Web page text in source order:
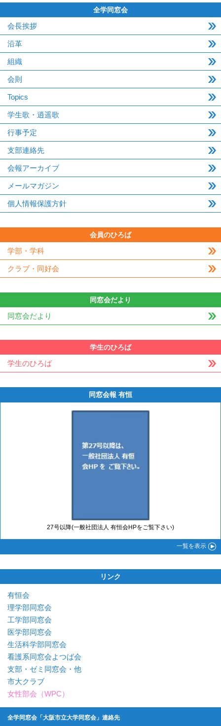
全学同窓会
会長挨拶
沿革
組織
会則
Topics
学生歌・逍遥歌
行事予定
支部連絡先
会報アーカイブ
メールマガジン
個人情報保護方針
会員のひろば
学部・学科
クラブ・同好会
同窓会だより
同窓会だより
学生のひろば
学生のひろば
同窓会報 有恒
27号以降(一般社団法人 有恒会HPをご覧下さい)
一覧を表示
リンク
有恒会
理学部同窓会
工学部同窓会
医学部同窓会
生活科学部同窓会
看護系同窓会よつば会
支部・ゼミ同窓会・他
市大クラブ
女性部会（WPC）
全学同窓会「大阪市立大学同窓会」連絡先